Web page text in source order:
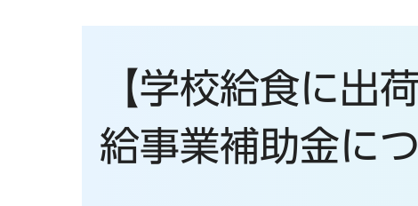
【学校給食に出
給事業補助金に